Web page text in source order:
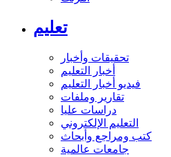
تعليم
تحقيقات وأخبار
أخبار التعليم
فيديو أخبار التعليم
تقارير وملفات
دراسات عليا
التعليم الإلكتروني
كتب ومراجع وأبحاث
جامعات عالمية